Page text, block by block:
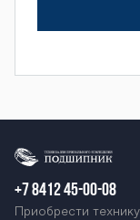
+7 8412 45-00-08
Приобрести технику